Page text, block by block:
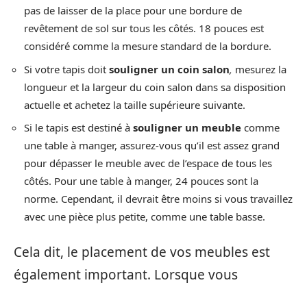
pas de laisser de la place pour une bordure de
revêtement de sol sur tous les côtés. 18 pouces est
considéré comme la mesure standard de la bordure.
Si votre tapis doit souligner un coin salon, mesurez la
longueur et la largeur du coin salon dans sa disposition
actuelle et achetez la taille supérieure suivante.
Si le tapis est destiné à souligner un meuble comme
une table à manger, assurez-vous qu’il est assez grand
pour dépasser le meuble avec de l’espace de tous les
côtés. Pour une table à manger, 24 pouces sont la
norme. Cependant, il devrait être moins si vous travaillez
avec une pièce plus petite, comme une table basse.
Cela dit, le placement de vos meubles est
également important. Lorsque vous